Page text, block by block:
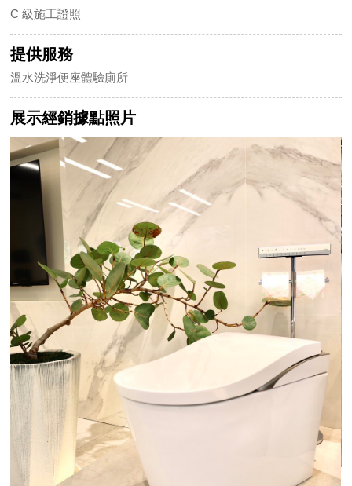
C 級施工證照
提供服務
溫水洗淨便座體驗廁所
展示經銷據點照片